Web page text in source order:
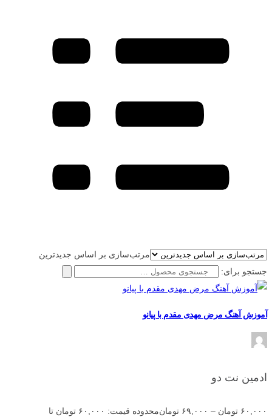
مرتب‌سازی بر اساس جدیدترین
جستجو برای:
آموزش آهنگ مرض مهدی مقدم با پیانو
ادمین نت دو
۶۰,۰۰۰ تومان – ۶۹,۰۰۰ تومان
محدوده قیمت: ۶۰,۰۰۰ تومان تا